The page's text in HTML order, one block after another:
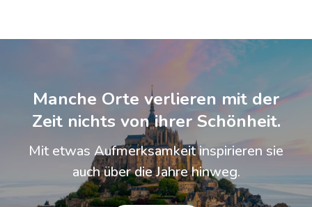
Manche Orte verlieren mit der
Zeit nichts von ihrer Schönheit.
Mit etwas Aufmerksamkeit inspirieren sie
auch über die Jahre hinweg.